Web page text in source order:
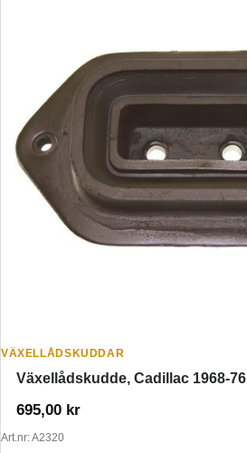
VÄXELLÅDSKUDDAR
Växellådskudde, Cadillac 1968-76
695,00 kr
Art.nr: A2320